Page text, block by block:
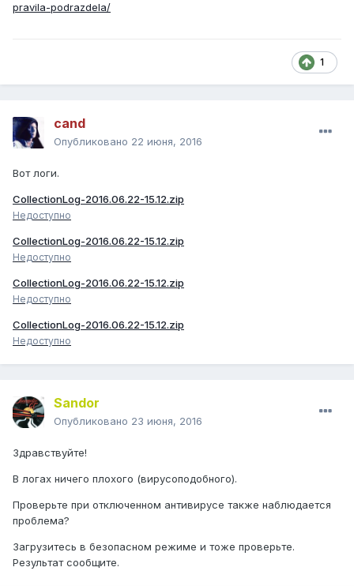
pravila-podrazdela/
1
cand
Опубликовано 22 июня, 2016
Вот логи.
CollectionLog-2016.06.22-15.12.zip
Недоступно
CollectionLog-2016.06.22-15.12.zip
Недоступно
CollectionLog-2016.06.22-15.12.zip
Недоступно
CollectionLog-2016.06.22-15.12.zip
Недоступно
Sandor
Опубликовано 23 июня, 2016
Здравствуйте!
В логах ничего плохого (вирусоподобного).
Проверьте при отключенном антивирусе также наблюдается
проблема?
Загрузитесь в безопасном режиме и тоже проверьте.
Результат сообщите.